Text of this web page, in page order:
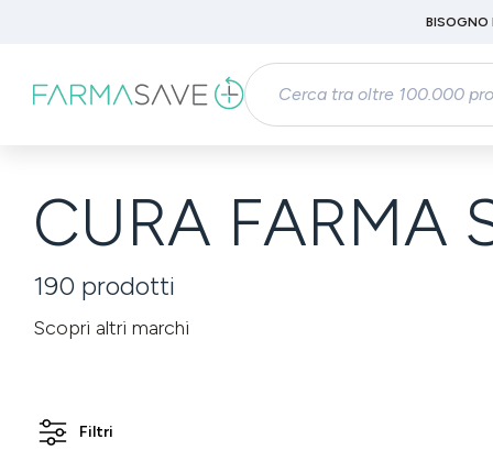
Passa alla navigazione principale
BISOGNO
CURA FARMA
190 prodotti
Scopri altri marchi
Filtri